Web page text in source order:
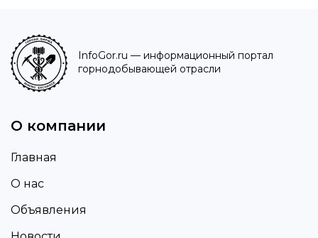
InfoGor.ru — информационный портал
горнодобывающей отрасли
О компании
Главная
О нас
Объявления